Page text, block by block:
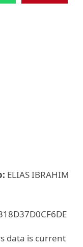
ELIAS IBRAHIM
data is current